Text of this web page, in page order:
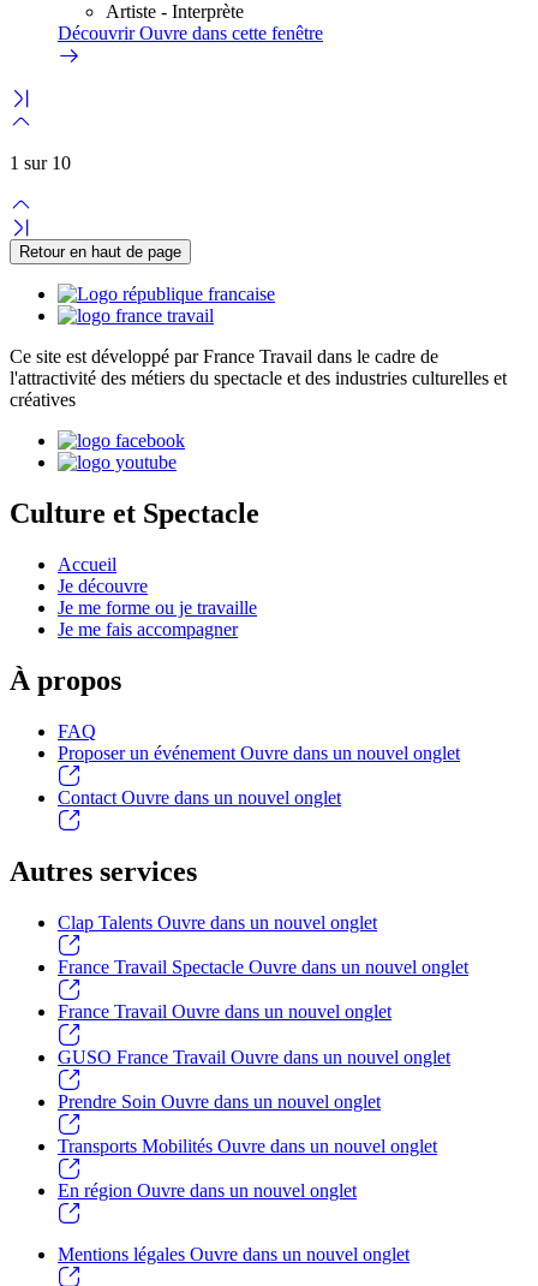
Artiste - Interprète
DécouvrirOuvre dans cette fenêtre
1 sur 10
Retour en haut de page
Ce site est développé par France Travail dans le cadre de
l'attractivité des métiers du spectacle et des industries culturelles et
créatives
Culture et Spectacle
Accueil
Je découvre
Je me forme ou je travaille
Je me fais accompagner
À propos
FAQ
Proposer un événement Ouvre dans un nouvel onglet
Contact Ouvre dans un nouvel onglet
Autres services
Clap Talents Ouvre dans un nouvel onglet
France Travail Spectacle Ouvre dans un nouvel onglet
France Travail Ouvre dans un nouvel onglet
GUSO France Travail Ouvre dans un nouvel onglet
Prendre Soin Ouvre dans un nouvel onglet
Transports Mobilités Ouvre dans un nouvel onglet
En région Ouvre dans un nouvel onglet
Mentions légales Ouvre dans un nouvel onglet